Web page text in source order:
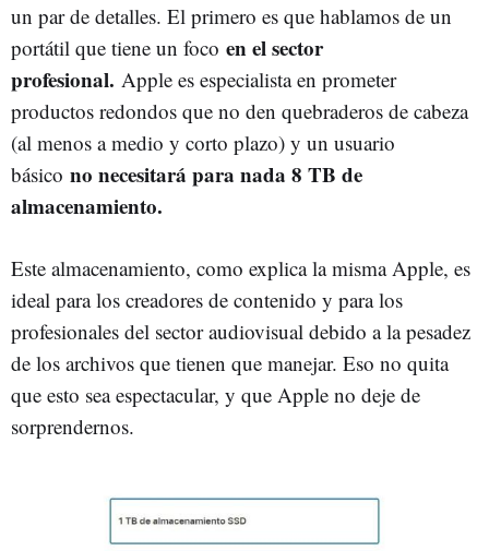
un par de detalles. El primero es que hablamos de un
portátil que tiene un foco en el sector
profesional. Apple es especialista en prometer
productos redondos que no den quebraderos de cabeza
(al menos a medio y corto plazo) y un usuario
básico no necesitará para nada 8 TB de
almacenamiento.
Este almacenamiento, como explica la misma Apple, es
ideal para los creadores de contenido y para los
profesionales del sector audiovisual debido a la pesadez
de los archivos que tienen que manejar. Eso no quita
que esto sea espectacular, y que Apple no deje de
sorprendernos.